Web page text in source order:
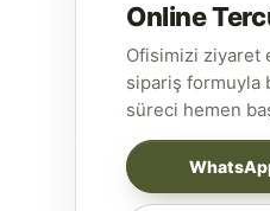
Online
Ofisimizi ziyaret
sipariş formuyla
süreci hemen